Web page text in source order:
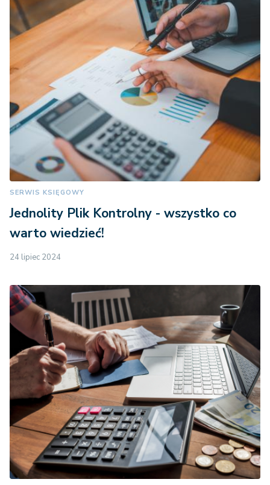
SERWIS KSIĘGOWY
Jednolity Plik Kontrolny - wszystko co
warto wiedzieć!
24 lipiec 2024